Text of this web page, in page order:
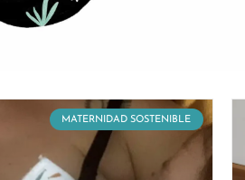
MATERNIDAD SOSTENIBLE